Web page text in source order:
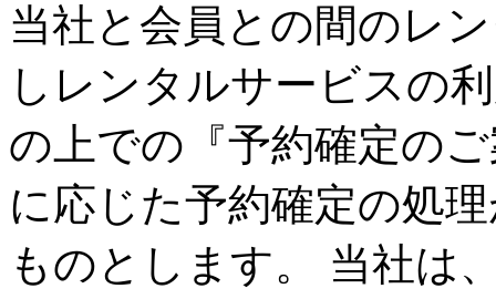
当社と会員との間のレ
しレンタルサービスの
の上での『予約確定の
に応じた予約確定の処
ものとします。 当社は